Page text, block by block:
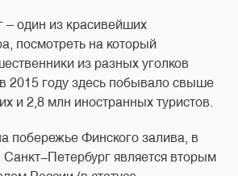
– один из красивейших
посмотреть на который
из разных уголков
2015 году здесь побывало свыше
и 2,8 млн иностранных туристов.
побережье Финского залива, в
Петербург является вторым